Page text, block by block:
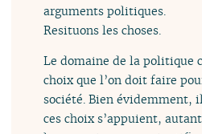
arguments politiques.
Resituons les choses.
Le domaine de la politique
choix que l’on doit faire
société. Bien évidemment,
ces choix s’appuient,